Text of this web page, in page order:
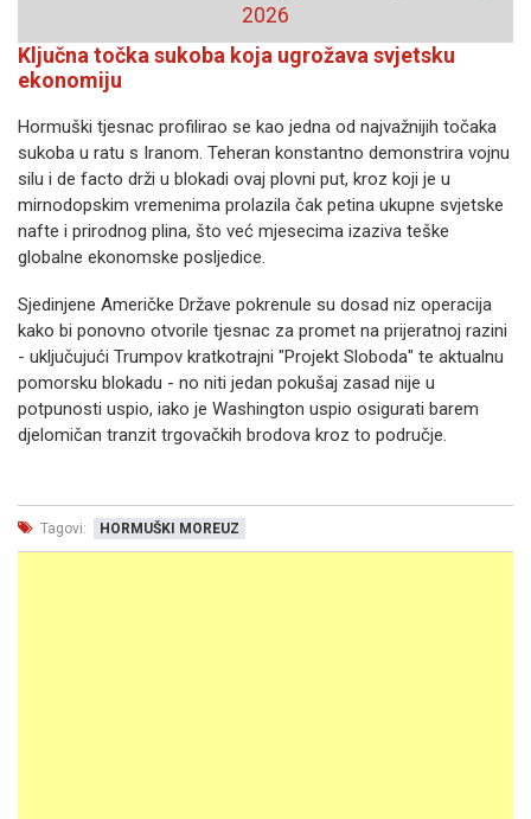
2026
Ključna točka sukoba koja ugrožava svjetsku
ekonomiju
Hormuški tjesnac profilirao se kao jedna od najvažnijih točaka
sukoba u ratu s Iranom. Teheran konstantno demonstrira vojnu
silu i de facto drži u blokadi ovaj plovni put, kroz koji je u
mirnodopskim vremenima prolazila čak petina ukupne svjetske
nafte i prirodnog plina, što već mjesecima izaziva teške
globalne ekonomske posljedice.
Sjedinjene Američke Države pokrenule su dosad niz operacija
kako bi ponovno otvorile tjesnac za promet na prijeratnoj razini
- uključujući Trumpov kratkotrajni "Projekt Sloboda" te aktualnu
pomorsku blokadu - no niti jedan pokušaj zasad nije u
potpunosti uspio, iako je Washington uspio osigurati barem
djelomičan tranzit trgovačkih brodova kroz to područje.
Tagovi: HORMUŠKI MOREUZ